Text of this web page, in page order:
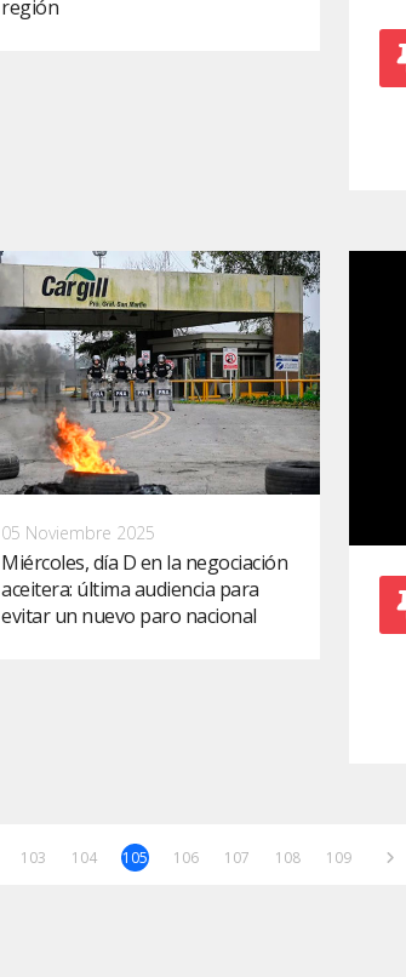
región
05 Noviembre 2025
Miércoles, día D en la negociación
aceitera: última audiencia para
evitar un nuevo paro nacional
103 104 105 106 107 108 109